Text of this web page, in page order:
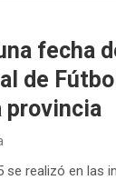
fecha
de
provincia
se realizó en las